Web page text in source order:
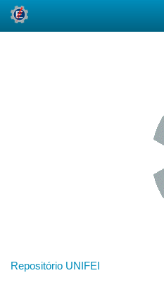
Repositório UNIFEI